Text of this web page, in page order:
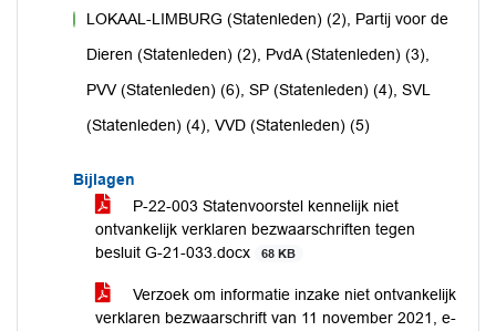
LOKAAL-LIMBURG (Statenleden) (2), Partij voor de
Dieren (Statenleden) (2), PvdA (Statenleden) (3),
PVV (Statenleden) (6), SP (Statenleden) (4), SVL
(Statenleden) (4), VVD (Statenleden) (5)
Bijlagen
P-22-003 Statenvoorstel kennelijk niet
ontvankelijk verklaren bezwaarschriften tegen
besluit G-21-033.docx
68 KB
Verzoek om informatie inzake niet ontvankelijk
verklaren bezwaarschrift van 11 november 2021, e-